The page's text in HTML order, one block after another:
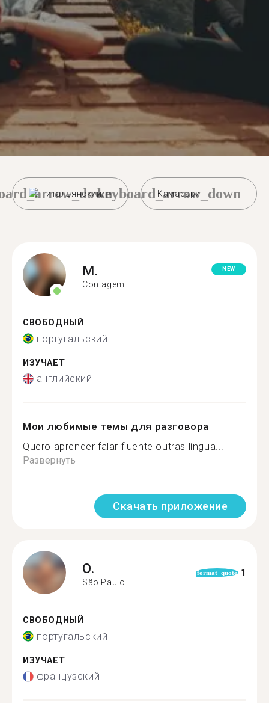
итальянский Камасари
keyboard_arrow_down
M.
Contagem
NEW
СВОБОДНЫЙ
португальский
ИЗУЧАЕТ
английский
Мои любимые темы для разговора
Quero aprender falar fluente outras língua...
Развернуть
Скачать приложение
O.
São Paulo
format_quote 1
СВОБОДНЫЙ
португальский
ИЗУЧАЕТ
французский